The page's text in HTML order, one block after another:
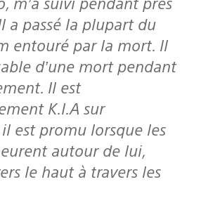
a passé la plupart du
entouré par la mort. Il
d’une mort pendant
Il est
K.I.A sur
est promu lorsque les
autour de lui,
le haut à travers les